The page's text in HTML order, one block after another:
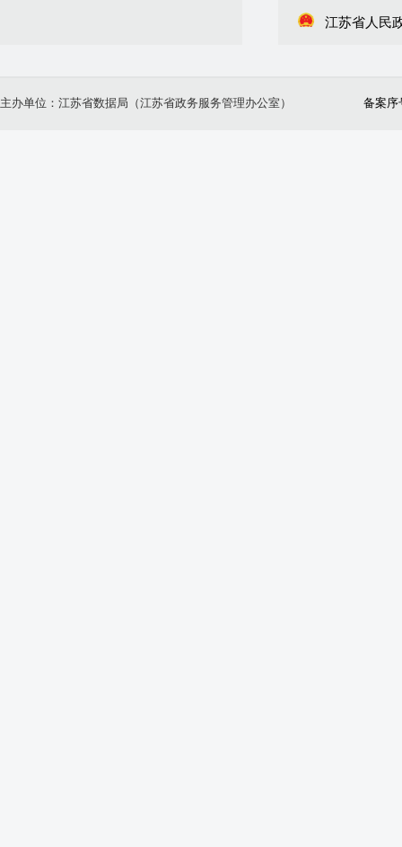
江苏省人民
主办单位：江苏省数据局（江苏省政务服务管理办公室） 备案序